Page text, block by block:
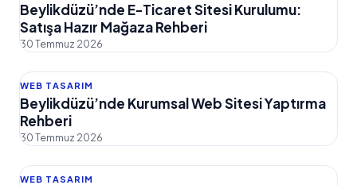
Beylikdüzü’nde E-Ticaret Sitesi Kurulumu:
Satışa Hazır Mağaza Rehberi
30 Temmuz 2026
WEB TASARIM
Beylikdüzü’nde Kurumsal Web Sitesi Yaptırma
Rehberi
30 Temmuz 2026
WEB TASARIM